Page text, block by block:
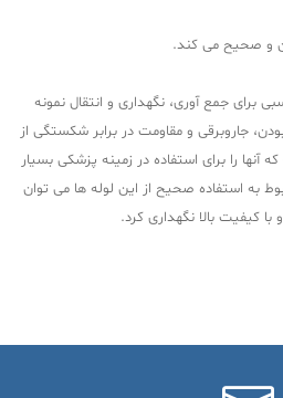
و صحیح می کند.
برای جمع آوری، نگهداری و انتقال نمونه
جاروبرقی و مقاومت در برابر شکستگی از
را برای استفاده در زمینه پزشکی بسیار
به استفاده صحیح از این لوله ها می توان
کیفیت بالا نگهداری کرد.